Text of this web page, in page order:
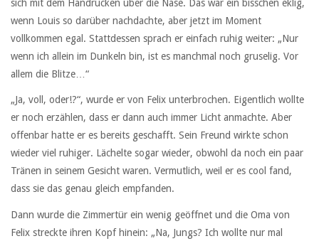
sich mit dem Handrücken über die Nase. Das war ein bisschen eklig,
wenn Louis so darüber nachdachte, aber jetzt im Moment
vollkommen egal. Stattdessen sprach er einfach ruhig weiter: „Nur
wenn ich allein im Dunkeln bin, ist es manchmal noch gruselig. Vor
allem die Blitze…“
„Ja, voll, oder!?“, wurde er von Felix unterbrochen. Eigentlich wollte
er noch erzählen, dass er dann auch immer Licht anmachte. Aber
offenbar hatte er es bereits geschafft. Sein Freund wirkte schon
wieder viel ruhiger. Lächelte sogar wieder, obwohl da noch ein paar
Tränen in seinem Gesicht waren. Vermutlich, weil er es cool fand,
dass sie das genau gleich empfanden.
Dann wurde die Zimmertür ein wenig geöffnet und die Oma von
Felix streckte ihren Kopf hinein: „Na, Jungs? Ich wollte nur mal